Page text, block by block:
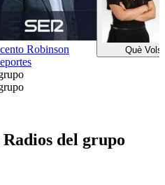
Robinson
Què Vols
del grupo